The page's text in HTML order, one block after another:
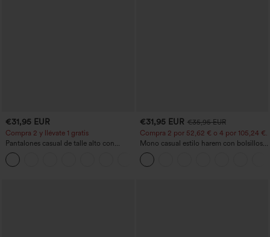
€31,95 EUR
Compra 2 y llévate 1 gratis
Pantalones casual de talle alto con
cordón, pernera ancha, en mezcla de
lino y con bolsillos
€31,95 EUR €35,95 EUR
Compra 2 por 52,62 € o 4 por 105,24 €.
Mono casual estilo harem con bolsillos y
escote en U - Edición Easy Peezy